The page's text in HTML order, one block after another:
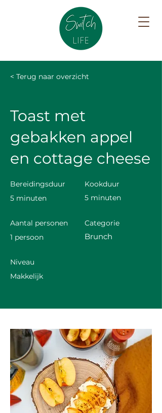
< Terug naar overzicht
Toast met
gebakken appel
en cottage cheese
Bereidingsduur
Kookduur
5 minuten
5 minuten
Aantal personen
Categorie
1 persoon
Brunch
Niveau
Makkelijk